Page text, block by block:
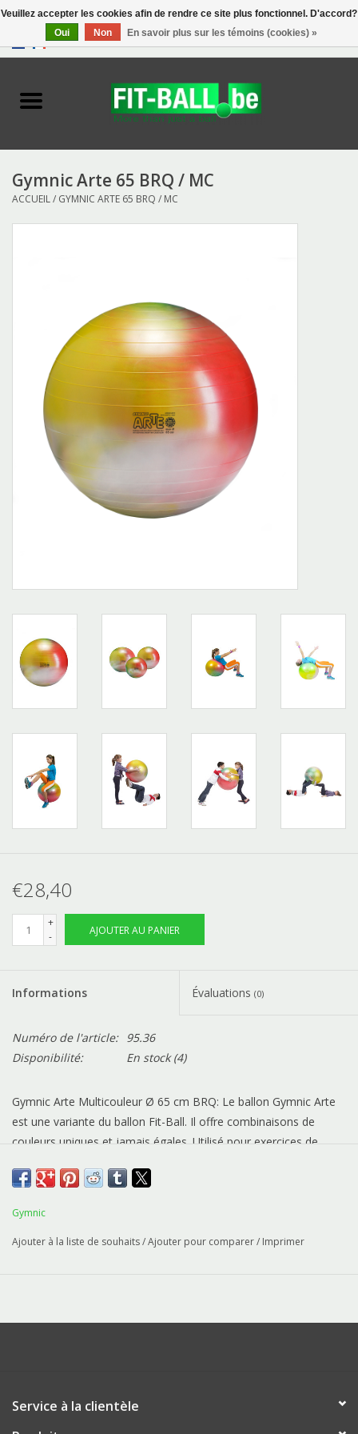
0 Articles - €0,00
Catalogue
Marques
Gymnic Arte 65 BRQ / MC
ACCUEIL/ GYMNIC ARTE 65 BRQ / MC
€28,40
+
-
AJOUTER AU PANIER
Informations Évaluations (0)
Numéro de l'article: 95.36
Disponibilité:
En stock(4)
Gymnic Arte Multicouleur Ø 65 cm BRQ: Le ballon Gymnic Arte
est une variante du ballon Fit-Ball. Il offre combinaisons de
couleurs uniques et jamais égales. Utilisé pour exercices de
ainsi indiqué pour activités ludiques.
Gymnic
Ajouter à la liste de souhaits/Ajouter pour comparer/ Imprimer
Service à la clientèle
Veuillez accepter les cookies afin de rendre ce site plus fonctionnel. D'accord?
Oui
Non En savoir plus sur les témoins (cookies) »